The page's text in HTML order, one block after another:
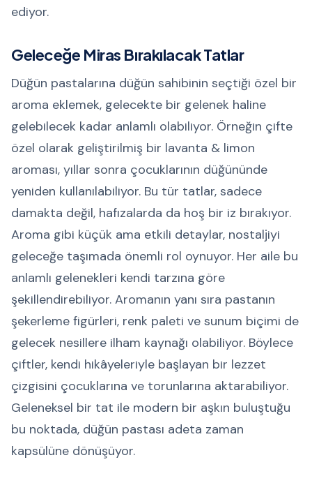
ediyor.
Geleceğe Miras Bırakılacak Tatlar
Düğün pastalarına düğün sahibinin seçtiği özel bir
aroma eklemek, gelecekte bir gelenek haline
gelebilecek kadar anlamlı olabiliyor. Örneğin çifte
özel olarak geliştirilmiş bir lavanta & limon
aroması, yıllar sonra çocuklarının düğününde
yeniden kullanılabiliyor. Bu tür tatlar, sadece
damakta değil, hafızalarda da hoş bir iz bırakıyor.
Aroma gibi küçük ama etkili detaylar, nostaljiyi
geleceğe taşımada önemli rol oynuyor. Her aile bu
anlamlı gelenekleri kendi tarzına göre
şekillendirebiliyor. Aromanın yanı sıra pastanın
şekerleme figürleri, renk paleti ve sunum biçimi de
gelecek nesillere ilham kaynağı olabiliyor. Böylece
çiftler, kendi hikâyeleriyle başlayan bir lezzet
çizgisini çocuklarına ve torunlarına aktarabiliyor.
Geleneksel bir tat ile modern bir aşkın buluştuğu
bu noktada, düğün pastası adeta zaman
kapsülüne dönüşüyor.